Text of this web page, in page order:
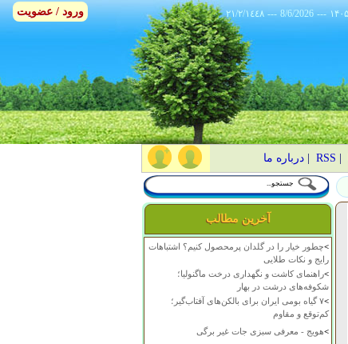
٢١/٢/١٤٤٨ --- 8/6/2026 ---
RSS
|درباره ما
آخرین مطالب
>چطور خیار را در گلدان پرمحصول کنیم؟ اشتباهات
رایج و نکات طلایی
>راهنمای کاشت و نگهداری درخت ماگنولیا؛
شکوفه‌های درشت در بهار
>
۷ گیاه بومی ایران برای بالکن‌های آفتاب‌گیر؛
کم‌توقع و مقاوم
>هویج - معرفی سبزی جات غیر برگی
ورود / عضویت